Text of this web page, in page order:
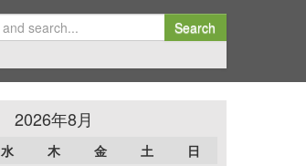
Search
2026年8月
水 木 金 土 日